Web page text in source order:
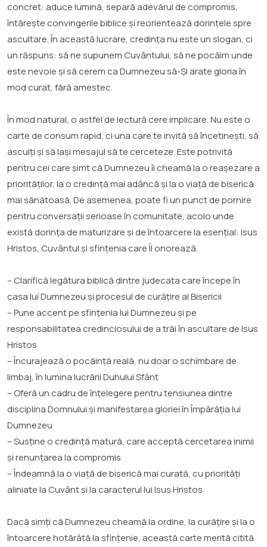
concret: aduce lumină, separă adevărul de compromis,
întărește convingerile biblice și reorientează dorințele spre
ascultare. În această lucrare, credința nu este un slogan, ci
un răspuns: să ne supunem Cuvântului, să ne pocăim unde
este nevoie și să cerem ca Dumnezeu să-Și arate gloria în
mod curat, fără amestec.
În mod natural, o astfel de lectură cere implicare. Nu este o
carte de consum rapid, ci una care te invită să încetinești, să
asculți și să lași mesajul să te cerceteze. Este potrivită
pentru cei care simt că Dumnezeu îi cheamă la o reașezare a
priorităților, la o credință mai adâncă și la o viață de biserică
mai sănătoasă. De asemenea, poate fi un punct de pornire
pentru conversații serioase în comunitate, acolo unde
există dorința de maturizare și de întoarcere la esențial: Isus
Hristos, Cuvântul și sfințenia care Îl onorează.
– Clarifică legătura biblică dintre judecata care începe în
casa lui Dumnezeu și procesul de curățire al Bisericii
– Pune accent pe sfințenia lui Dumnezeu și pe
responsabilitatea credinciosului de a trăi în ascultare de Isus
Hristos
– Încurajează o pocăință reală, nu doar o schimbare de
limbaj, în lumina lucrării Duhului Sfânt
– Oferă un cadru de înțelegere pentru tensiunea dintre
disciplina Domnului și manifestarea gloriei în Împărăția lui
Dumnezeu
– Susține o credință matură, care acceptă cercetarea inimii
și renunțarea la compromis
– Îndeamnă la o viață de biserică mai curată, cu priorități
aliniate la Cuvânt și la caracterul lui Isus Hristos
Dacă simți că Dumnezeu cheamă la ordine, la curățire și la o
întoarcere hotărâtă la sfințenie, această carte merită citită